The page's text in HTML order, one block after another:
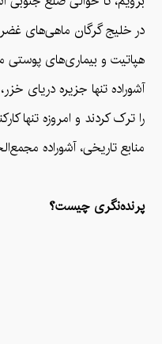
در خلیج گرگان ماهی‌های
هپاتیت و بیماری‌های
را ترک کردند و امروزه تنها
منابع تاریخی، آشوراده
پرنده‌نگری چیست؟